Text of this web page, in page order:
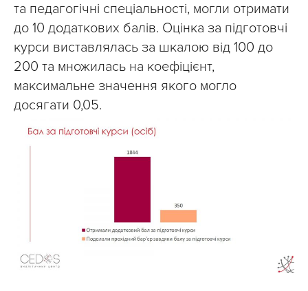
та педагогічні спеціальності, могли отримати
до 10 додаткових балів. Оцінка за підготовчі
курси виставлялась за шкалою від 100 до
200 та множилась на коефіцієнт,
максимальне значення якого могло
досягати 0,05.